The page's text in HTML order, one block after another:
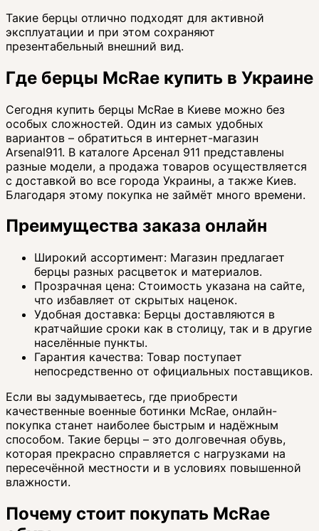
Такие берцы отлично подходят для активной
эксплуатации и при этом сохраняют
презентабельный внешний вид.
Где берцы McRae купить в Украине
Сегодня купить берцы McRae в Киеве можно без
особых сложностей. Один из самых удобных
вариантов – обратиться в интернет-магазин
Arsenal911. В каталоге Арсенал 911 представлены
разные модели, а продажа товаров осуществляется
с доставкой во все города Украины, а также Киев.
Благодаря этому покупка не займёт много времени.
Преимущества заказа онлайн
Широкий ассортимент: Магазин предлагает
берцы разных расцветок и материалов.
Прозрачная цена: Стоимость указана на сайте,
что избавляет от скрытых наценок.
Удобная доставка: Берцы доставляются в
кратчайшие сроки как в столицу, так и в другие
населённые пункты.
Гарантия качества: Товар поступает
непосредственно от официальных поставщиков.
Если вы задумываетесь, где приобрести
качественные военные ботинки McRae, онлайн-
покупка станет наиболее быстрым и надёжным
способом. Такие берцы – это долговечная обувь,
которая прекрасно справляется с нагрузками на
пересечённой местности и в условиях повышенной
влажности.
Почему стоит покупать McRae